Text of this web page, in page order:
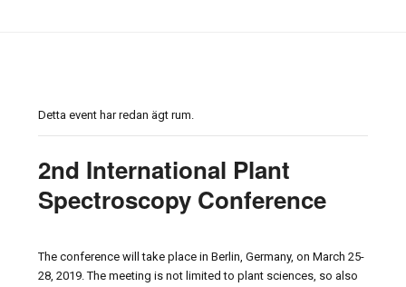
Detta event har redan ägt rum.
2nd International Plant
Spectroscopy Conference
The conference will take place in Berlin, Germany, on March 25-
28, 2019. The meeting is not limited to plant sciences, so also